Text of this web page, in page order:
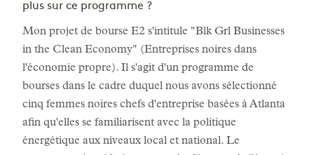
plus sur ce programme ?
Mon projet de bourse E2 s'intitule "Blk Grl Businesses
in the Clean Economy" (Entreprises noires dans
l'économie propre). Il s'agit d'un programme de
bourses dans le cadre duquel nous avons sélectionné
cinq femmes noires chefs d'entreprise basées à Atlanta
afin qu'elles se familiarisent avec la politique
énergétique aux niveaux local et national. Le